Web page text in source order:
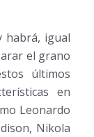
habrá, igual
el grano
últimos
en
Leonardo
Nikola